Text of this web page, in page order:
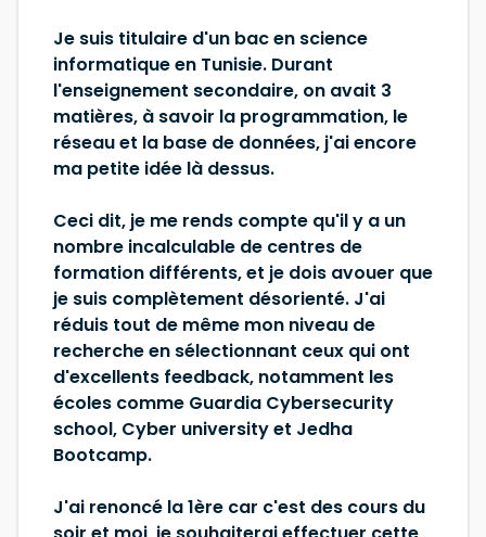
Je suis titulaire d'un bac en science
informatique en Tunisie. Durant
l'enseignement secondaire, on avait 3
matières, à savoir la programmation, le
réseau et la base de données, j'ai encore
ma petite idée là dessus.
Ceci dit, je me rends compte qu'il y a un
nombre incalculable de centres de
formation différents, et je dois avouer que
je suis complètement désorienté. J'ai
réduis tout de même mon niveau de
recherche en sélectionnant ceux qui ont
d'excellents feedback, notamment les
écoles comme Guardia Cybersecurity
school, Cyber university et Jedha
Bootcamp.
J'ai renoncé la 1ère car c'est des cours du